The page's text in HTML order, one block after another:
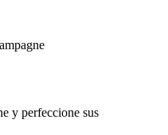
y perfeccione sus